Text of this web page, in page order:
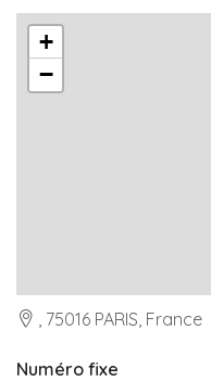
+
−
, 75016 PARIS, France
Numéro fixe